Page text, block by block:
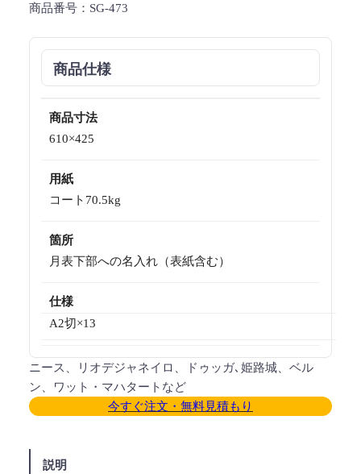
商品番号： SG-473
商品仕様
商品寸法
610×425
用紙
コート70.5kg
箇所
月表下部への名入れ（表紙含む）
仕様
A2切×13
ニース、リオデジャネイロ、ドゥッガ､姫路城、ベル
ン、ワット・マハタートなど
今すぐ注文・無料見積もり
説明